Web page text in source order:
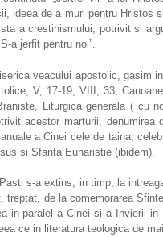
ideea de a muri pentru Hristos
a crestinismului, potrivit si
a jerfit pentru noi”.
veacului apostolic, gasim
V, 17-19; VIII, 33;
Liturgica generala ( cu
acestor marturii,
a Cinei cele de taina,
si Sfanta Euharistie (ibidem).
s-a extins, in timp, la
treptat, de la comemorarea
in paralel a Cinei si a Invierii
ce in literatura teologica de